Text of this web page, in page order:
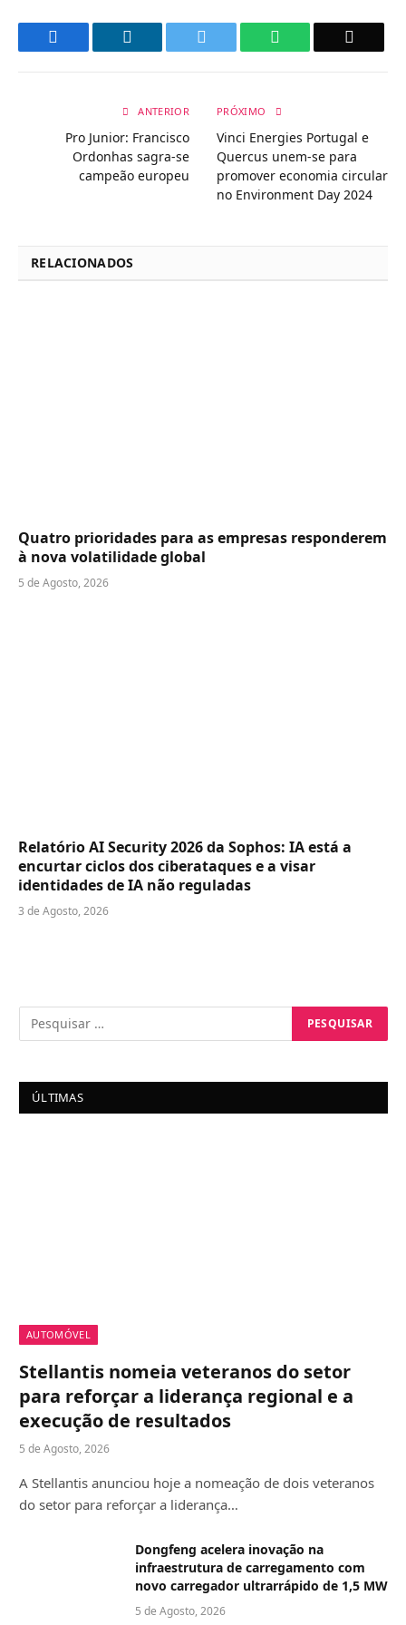
WhatsApp
ANTERIOR
Pro Junior: Francisco
Ordonhas sagra-se
campeão europeu
PRÓXIMO
Vinci Energies Portugal e
Quercus unem-se para
promover economia circular
no Environment Day 2024
RELACIONADOS
Quatro prioridades para as empresas responderem
à nova volatilidade global
5 de Agosto, 2026
Relatório AI Security 2026 da Sophos: IA está a
encurtar ciclos dos ciberataques e a visar
identidades de IA não reguladas
3 de Agosto, 2026
ÚLTIMAS
AUTOMÓVEL
Stellantis nomeia veteranos do setor
para reforçar a liderança regional e a
execução de resultados
5 de Agosto, 2026
A Stellantis anunciou hoje a nomeação de dois veteranos
do setor para reforçar a liderança…
Dongfeng acelera inovação na
infraestrutura de carregamento com
novo carregador ultrarrápido de 1,5 MW
5 de Agosto, 2026